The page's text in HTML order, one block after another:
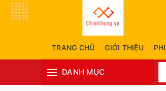
TRANG CHỦ GIỚI THIỆU
DANH MỤC